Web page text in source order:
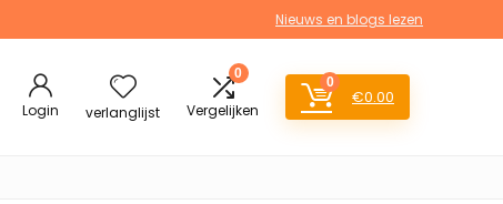
Nieuws en blogs lezen
Login verlanglijst
0
Vergelijken
0
€0.00